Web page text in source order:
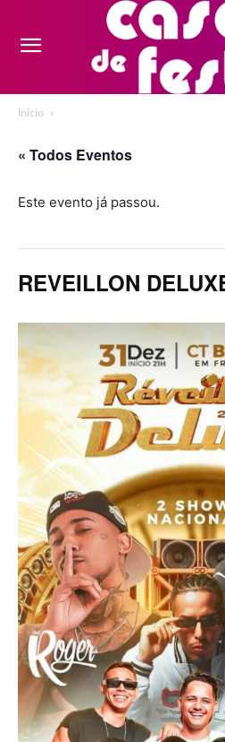
Início
« Todos Eventos
Este evento já passou.
REVEILLON